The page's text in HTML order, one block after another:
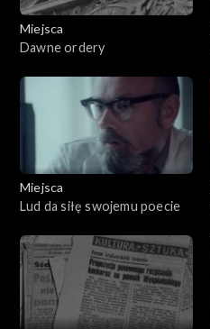
Miejsca
Dawne ordery
Miejsca
Lud da siłę swojemu poecie